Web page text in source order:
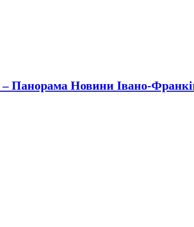
Панорама Новини Івано-